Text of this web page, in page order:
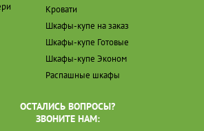
Кровати
Шкафы-купе на заказ
Шкафы-купе Готовые
Шкафы-купе Эконом
Распашные шкафы
ОСТАЛИСЬ ВОПРОСЫ?
ЗВОНИТЕ НАМ: